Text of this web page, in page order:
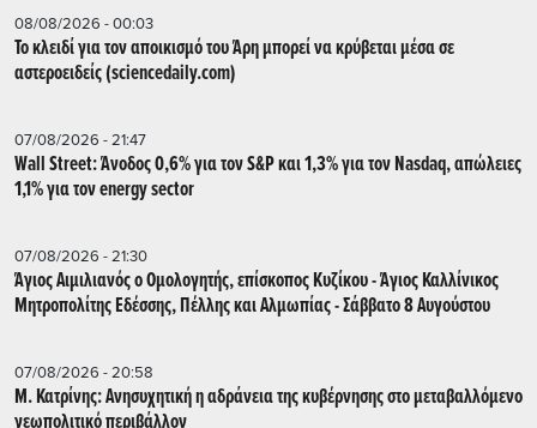
08/08/2026 - 00:03
Το κλειδί για τον αποικισμό του Άρη μπορεί να κρύβεται μέσα σε
αστεροειδείς (sciencedaily.com)
07/08/2026 - 21:47
Wall Street: Άνοδος 0,6% για τον S&P και 1,3% για τον Nasdaq, απώλειες
1,1% για τον energy sector
07/08/2026 - 21:30
Άγιος Αιμιλιανός ο Ομολογητής, επίσκοπος Κυζίκου - Άγιος Καλλίνικος
Μητροπολίτης Εδέσσης, Πέλλης και Αλμωπίας - Σάββατο 8 Αυγούστου
07/08/2026 - 20:58
Μ. Κατρίνης: Ανησυχητική η αδράνεια της κυβέρνησης στο μεταβαλλόμενο
γεωπολιτικό περιβάλλον